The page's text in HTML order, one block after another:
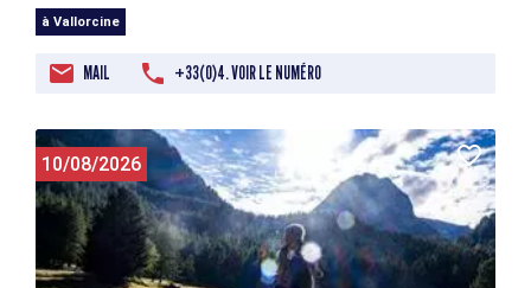
à Vallorcine
MAIL +33(0)4. VOIR LE NUMÉRO
10/08/2026